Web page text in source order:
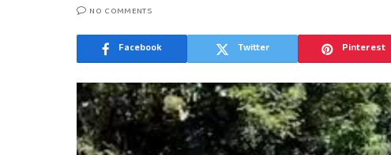
NO COMMENTS
Facebook Twitter Pinterest